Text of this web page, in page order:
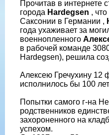
Прочитав в интернете
города Hardegsen ,
Саксонии в Германии ,
года ухаживает за
военнопленного
в рабочей команде
Hardegsen), решила
Алексею Гречухину 12
исполнилось бы 100
Попытки самого г-на
родственников
захороненного на
успехом.